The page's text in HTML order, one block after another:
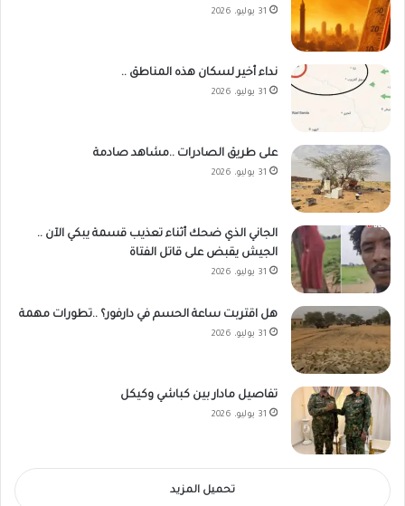
31 يوليو، 2026
نداء أخير لسكان هذه المناطق ..
31 يوليو، 2026
على طريق الصادرات ..مشاهد صادمة
31 يوليو، 2026
الجاني الذي ضحك أثناء تعذيب قسمة يبكي الآن ..
الجيش يقبض على قاتل الفتاة
31 يوليو، 2026
هل اقتربت ساعة الحسم في دارفور؟ ..تطورات مهمة
31 يوليو، 2026
تفاصيل مادار بين كباشي وكيكل
31 يوليو، 2026
تحميل المزيد